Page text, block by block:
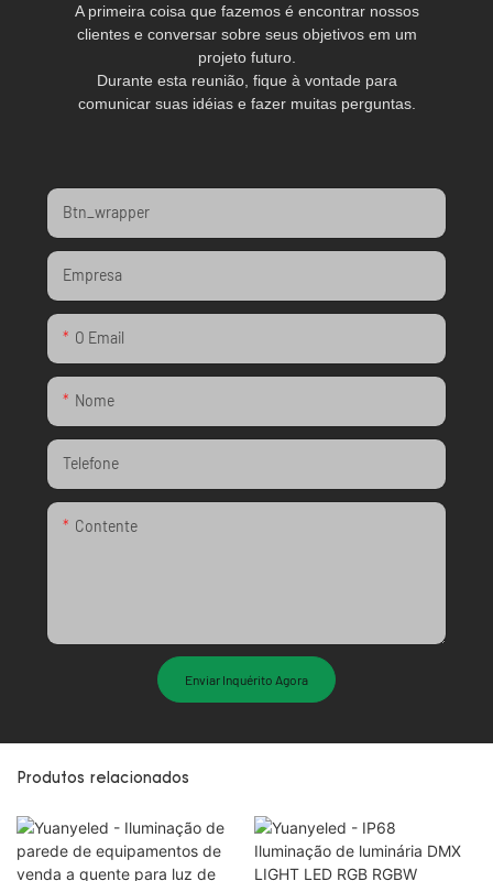
A primeira coisa que fazemos é encontrar nossos
clientes e conversar sobre seus objetivos em um
projeto futuro.
Durante esta reunião, fique à vontade para
comunicar suas idéias e fazer muitas perguntas.
Btn_wrapper
Empresa
O Email
Nome
Telefone
Contente
Enviar Inquérito Agora
Produtos relacionados